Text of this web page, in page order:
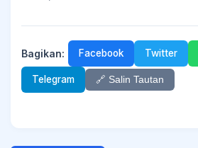
Bagikan: Facebook Twitter
Telegram 🔗 Salin Tautan